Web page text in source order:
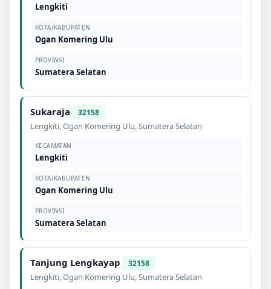
Lengkiti
KOTA/KABUPATEN
Ogan Komering Ulu
PROVINSI
Sumatera Selatan
Sukaraja 32158
Lengkiti,Ogan Komering Ulu,Sumatera Selatan
KECAMATAN
Lengkiti
KOTA/KABUPATEN
Ogan Komering Ulu
PROVINSI
Sumatera Selatan
Tanjung Lengkayap 32158
Lengkiti,Ogan Komering Ulu,Sumatera Selatan